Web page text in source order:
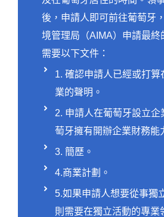
後，申請人即可前往葡萄牙
境管理局（AIMA）申請最終
需要以下文件：
1. 確認申請人已經或打算
業的聲明。
2. 申請人在葡萄牙設立企
萄牙擁有開辦企業財務能
3. 簡歷。
4.商業計劃。
‍5.如果申請人想要從事獨
則需要在獨立活動的專業